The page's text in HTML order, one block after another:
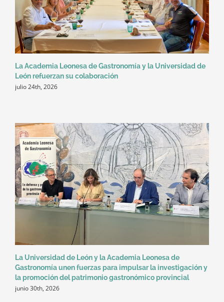
La Academia Leonesa de Gastronomía y la Universidad de
León refuerzan su colaboración
julio 24th, 2026
La Universidad de León y la Academia Leonesa de
Gastronomía unen fuerzas para impulsar la investigación y
la promoción del patrimonio gastronómico provincial
junio 30th, 2026